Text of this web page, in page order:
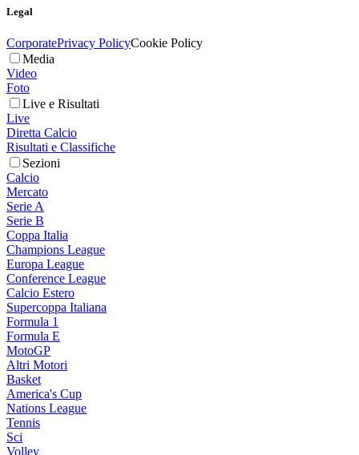
Legal
CorporatePrivacy PolicyCookie Policy
Media
Video
Foto
Live e Risultati
Live
Diretta Calcio
Risultati e Classifiche
Sezioni
Calcio
Mercato
Serie A
Serie B
Coppa Italia
Champions League
Europa League
Conference League
Calcio Estero
Supercoppa Italiana
Formula 1
Formula E
MotoGP
Altri Motori
Basket
America's Cup
Nations League
Tennis
Sci
Volley